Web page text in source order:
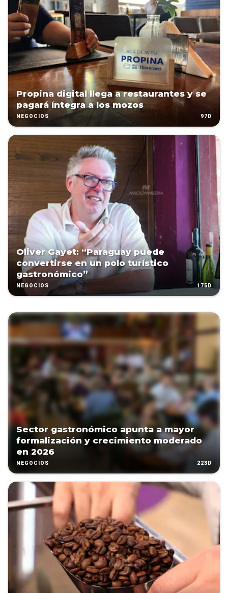
Propina digital llega a restaurantes y se
pagará íntegra a los mozos
NEGOCIOS 97D
Oliver Gayet: “Paraguay puede
convertirse en un polo turístico
gastronómico”
NEGOCIOS 175D
Sector gastronómico apunta a mayor
formalización y crecimiento moderado
en 2026
NEGOCIOS 223D